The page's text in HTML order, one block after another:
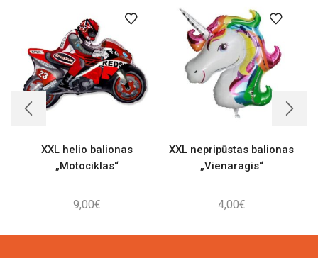
XXL helio balionas
„Motociklas“
9,00€
XXL nepripūstas balionas
„Vienaragis“
4,00€